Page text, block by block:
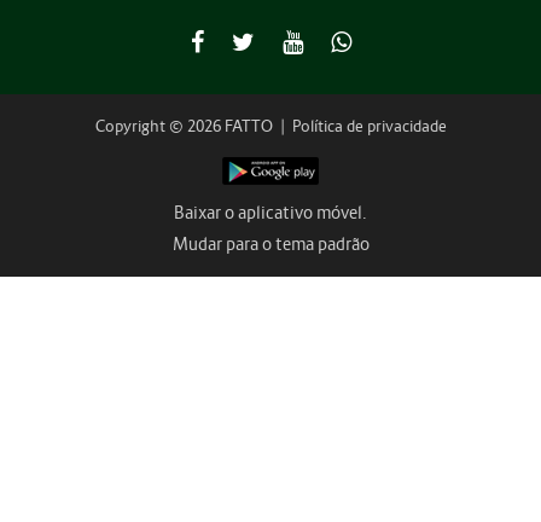
Copyright © 2026 FATTO | Política de privacidade
Baixar o aplicativo móvel.
Mudar para o tema padrão